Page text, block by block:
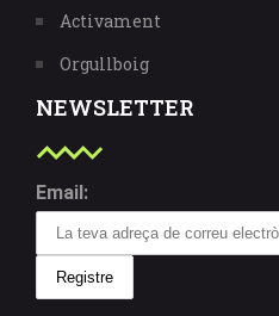
Activament
Orgullboig
NEWSLETTER
Email: